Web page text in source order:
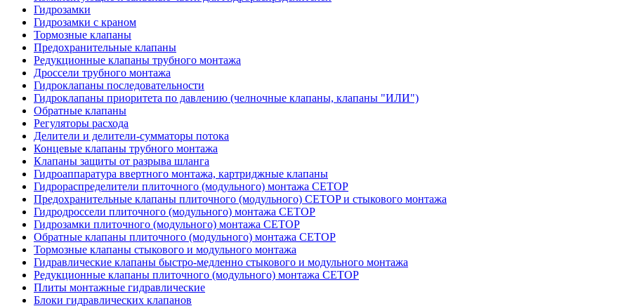
Гидрозамки
Гидрозамки с краном
Тормозные клапаны
Предохранительные клапаны
Редукционные клапаны трубного монтажа
Дроссели трубного монтажа
Гидроклапаны последовательности
Гидроклапаны приоритета по давлению (челночные клапаны, клапаны "ИЛИ")
Обратные клапаны
Регуляторы расхода
Делители и делители-сумматоры потока
Концевые клапаны трубного монтажа
Клапаны защиты от разрыва шланга
Гидроаппаратура ввертного монтажа, картриджные клапаны
Гидрораспределители плиточного (модульного) монтажa CETOP
Предохранительные клапаны плиточного (модульного) CETOP и стыкового монтажа
Гидродроссели плиточного (модульного) монтажа CETOP
Гидрозамки плиточного (модульного) монтажа CETOP
Обратные клапаны плиточного (модульного) монтажа CETOP
Тормозные клапаны стыкового и модульного монтажа
Гидравлические клапаны быстро-медленно стыкового и модульного монтажа
Редукционные клапаны плиточного (модульного) монтажа CETOP
Плиты монтажные гидравлические
Блоки гидравлических клапанов